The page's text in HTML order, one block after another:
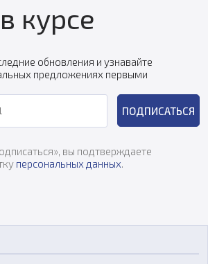
курсе
обновления и узнавайте
предложениях первыми
ПОДПИСАТЬСЯ
вы подтверждаете
персональных данных